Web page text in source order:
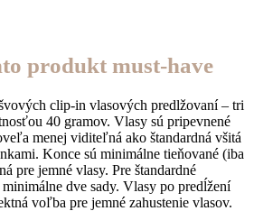
produkt must-have
clip-in vlasových predlžovaní – tri
40 gramov. Vlasy sú pripevnené
menej viditeľná ako štandardná všitá
Konce sú minimálne tieňované (iba
pre jemné vlasy. Pre štandardné
dve sady. Vlasy po predĺžení
voľba pre jemné zahustenie vlasov.